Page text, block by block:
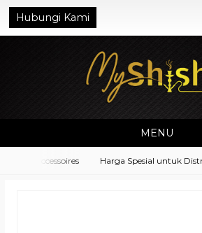
Hubungi Kami
MENU
Accessoires Harga Spesial untuk